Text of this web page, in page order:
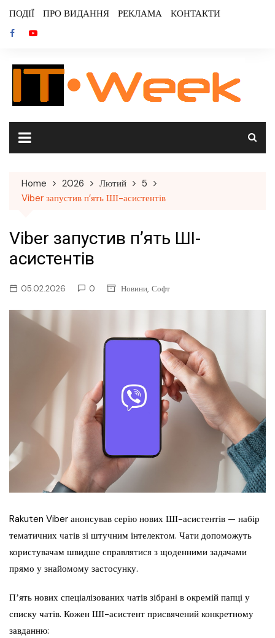
content
ПОДІЇ ПРО ВИДАННЯ РЕКЛАМА КОНТАКТИ
Home 2026 Лютий
5
Viber запустив п’ять ШІ-асистентів
Viber запустив п’ять ШІ-
асистентів
05.02.2026 0 Новини, Софт
Rakuten Viber анонсував серію нових ШІ-асистентів — набір
тематичних чатів зі штучним інтелектом. Чати допоможуть
користувачам швидше справлятися з щоденними задачами
прямо у знайомому застосунку.
Пʼять нових спеціалізованих чатів зібрані в окремій папці у
списку чатів. Кожен ШІ-асистент присвячений конкретному
завданню: